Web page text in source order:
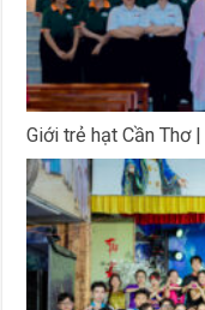
Giới trẻ hạt Cần Thơ